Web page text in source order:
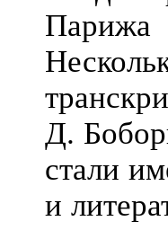
Д.
стали
и